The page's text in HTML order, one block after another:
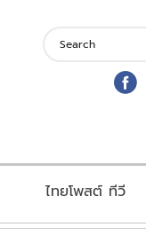
ไทยโพสต์ ทีวี